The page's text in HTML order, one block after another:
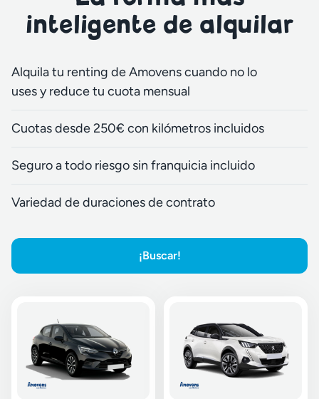
inteligente de alquilar
Alquila tu renting de Amovens cuando no lo
uses y reduce tu cuota mensual
Cuotas desde 250€ con kilómetros incluidos
Seguro a todo riesgo sin franquicia incluido
Variedad de duraciones de contrato
¡Buscar!